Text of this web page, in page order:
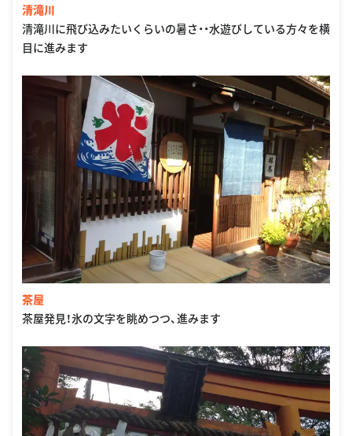
清滝川
清滝川に飛び込みたいくらいの暑さ・・水遊びしている方々を横
目に進みます
茶屋
茶屋発見！氷の文字を眺めつつ、進みます